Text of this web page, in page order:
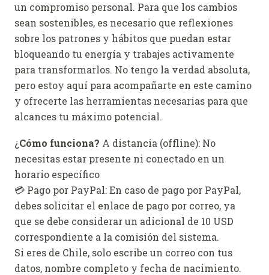
un compromiso personal. Para que los cambios
sean sostenibles, es necesario que reflexiones
sobre los patrones y hábitos que puedan estar
bloqueando tu energía y trabajes activamente
para transformarlos. No tengo la verdad absoluta,
pero estoy aquí para acompañarte en este camino
y ofrecerte las herramientas necesarias para que
alcances tu máximo potencial.
¿Cómo funciona? A distancia (offline): No
necesitas estar presente ni conectado en un
horario específico
💳 Pago por PayPal: En caso de pago por PayPal,
debes solicitar el enlace de pago por correo, ya
que se debe considerar un adicional de 10 USD
correspondiente a la comisión del sistema.
Si eres de Chile, solo escribe un correo con tus
datos, nombre completo y fecha de nacimiento.